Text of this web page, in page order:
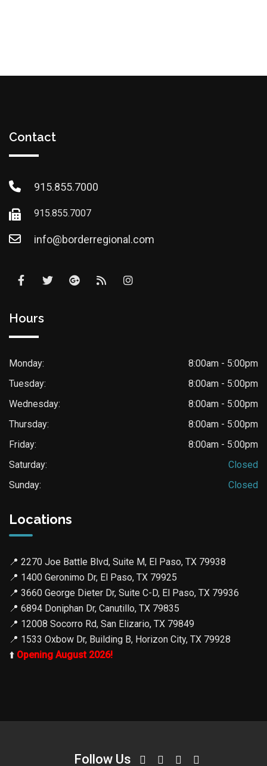
Contact
915.855.7000
915.855.7007
info@borderregional.com
Hours
Monday:
8:00am - 5:00pm
Tuesday:
8:00am - 5:00pm
Wednesday:
8:00am - 5:00pm
Thursday:
8:00am - 5:00pm
Friday:
8:00am - 5:00pm
Saturday:
Closed
Sunday:
Closed
Locations
📍 2270 Joe Battle Blvd, Suite M, El Paso, TX 79938
📍 1400 Geronimo Dr, El Paso, TX 79925
📍 3660 George Dieter Dr, Suite C-D, El Paso, TX 79936
📍 6894 Doniphan Dr, Canutillo, TX 79835
📍 12008 Socorro Rd, San Elizario, TX 79849
📍 1533 Oxbow Dr, Building B, Horizon City, TX 79928
⬆️ Opening August 2026!
Follow Us